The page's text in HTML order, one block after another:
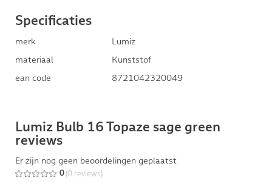
Specificaties
merk
Lumiz
materiaal
Kunststof
ean code
8721042320049
Lumiz Bulb 16 Topaze sage green
reviews
Er zijn nog geen beoordelingen geplaatst
0 (0 reviews)